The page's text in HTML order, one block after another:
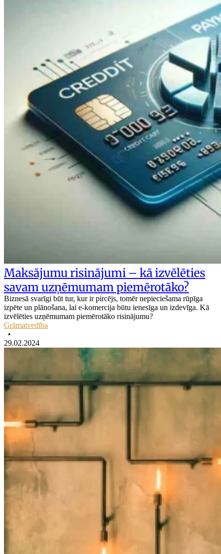
Maksājumu risinājumi – kā izvēlēties
savam uzņēmumam piemērotāko?
Biznesā svarīgi būt tur, kur ir pircējs, tomēr nepieciešama rūpīga
izpēte un plānošana, lai e-komercija būtu ienesīga un izdevīga. Kā
izvēlēties uzņēmumam piemērotāko risinājumu?
Grāmatvedība
•
29.02.2024